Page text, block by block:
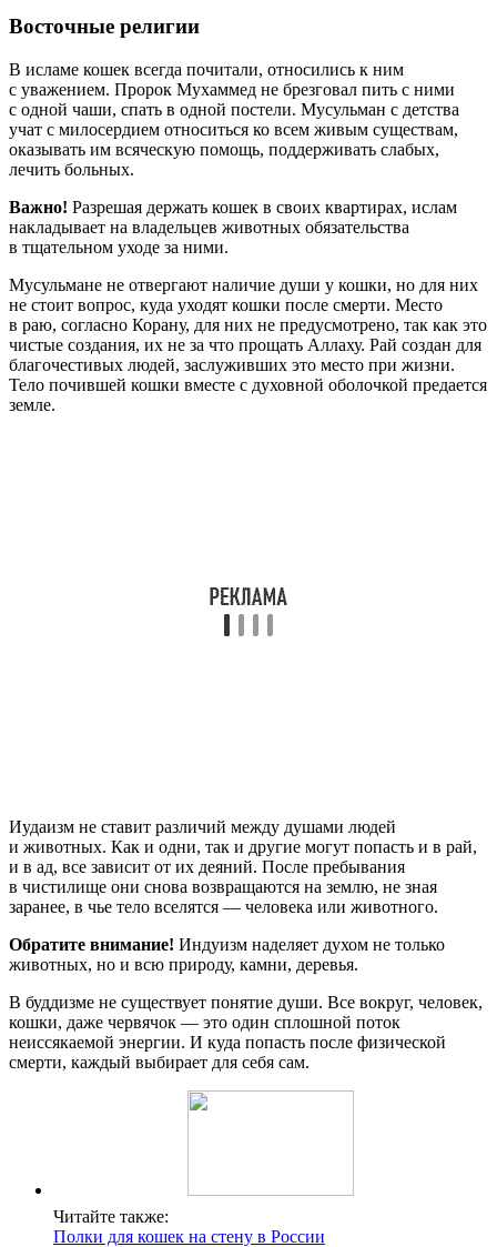
Восточные религии
В исламе кошек всегда почитали, относились к ним
с уважением. Пророк Мухаммед не брезговал пить с ними
с одной чаши, спать в одной постели. Мусульман с детства
учат с милосердием относиться ко всем живым существам,
оказывать им всяческую помощь, поддерживать слабых,
лечить больных.
Важно! Разрешая держать кошек в своих квартирах, ислам
накладывает на владельцев животных обязательства
в тщательном уходе за ними.
Мусульмане не отвергают наличие души у кошки, но для них
не стоит вопрос, куда уходят кошки после смерти. Место
в раю, согласно Корану, для них не предусмотрено, так как это
чистые создания, их не за что прощать Аллаху. Рай создан для
благочестивых людей, заслуживших это место при жизни.
Тело почившей кошки вместе с духовной оболочкой предается
земле.
Иудаизм не ставит различий между душами людей
и животных. Как и одни, так и другие могут попасть и в рай,
и в ад, все зависит от их деяний. После пребывания
в чистилище они снова возвращаются на землю, не зная
заранее, в чье тело вселятся — человека или животного.
Обратите внимание! Индуизм наделяет духом не только
животных, но и всю природу, камни, деревья.
В буддизме не существует понятие души. Все вокруг, человек,
кошки, даже червячок — это один сплошной поток
неиссякаемой энергии. И куда попасть после физической
смерти, каждый выбирает для себя сам.
Читайте также:
Полки для кошек на стену в России